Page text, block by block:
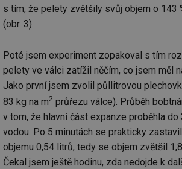
s tím, že pelety zvětšily svůj objem o 143
(obr. 3).
Poté jsem experiment zopakoval s tím
pelety ve válci zatížil něčím, co jsem měl
Jako první jsem zvolil půllitrovou
83 kg na m2 průřezu válce). Průběh
v tom, že hlavní část expanze proběhla
vodou. Po 5 minutách se prakticky
objemu 0,54 litrů, tedy se objem zvětšil
Čekal jsem ještě hodinu, zda nedojde k